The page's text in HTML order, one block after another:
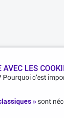
AVEC LES
Pourquoi c’est
»sont